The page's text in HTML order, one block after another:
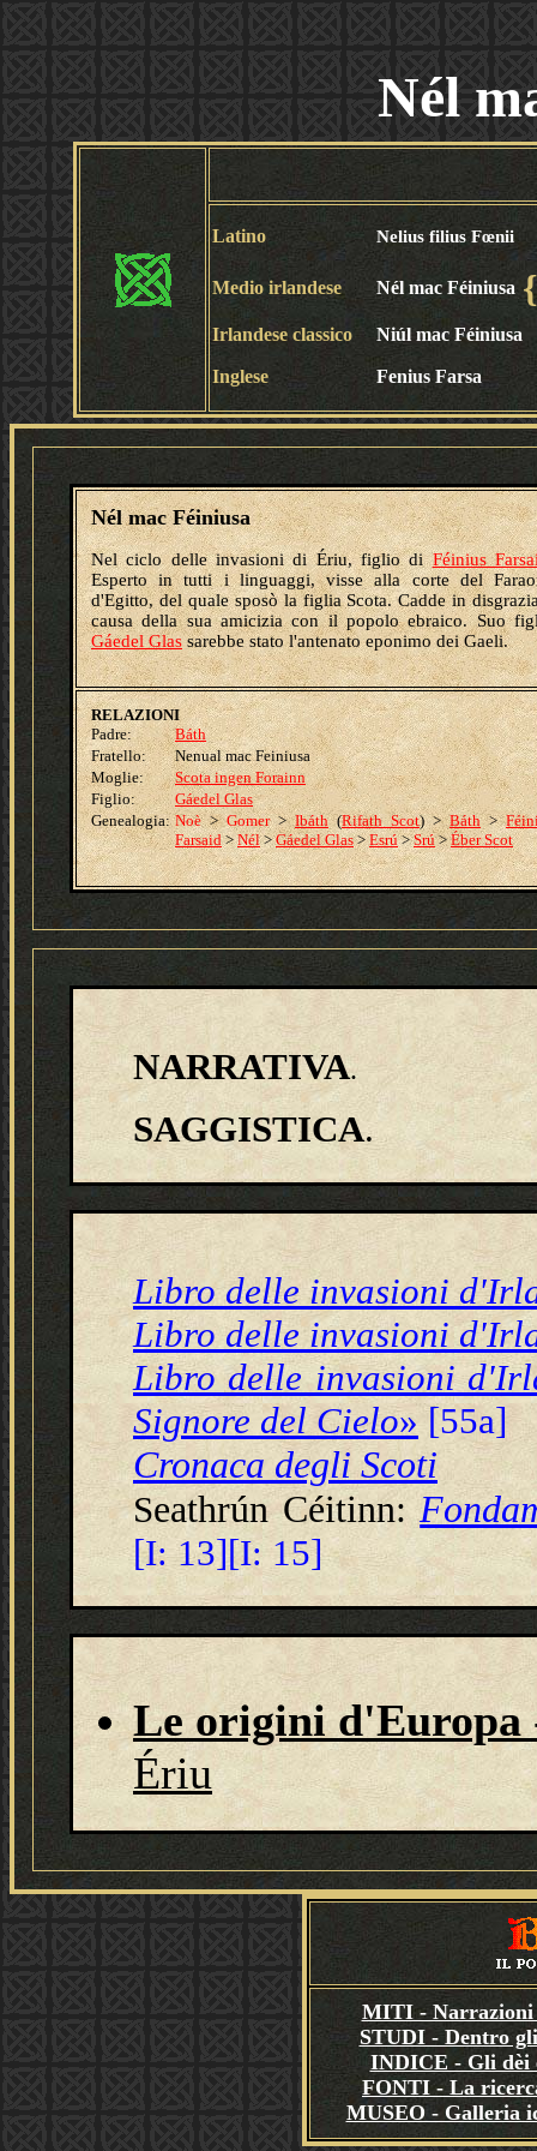
Nél
Latino Nelius filius Fœnii
Medio irlandese Nél mac Féiniusa {
Irlandese classico Niúl mac Féiniusa
Inglese Fenius Farsa
Nél mac Féiniusa
Nel ciclo delle invasioni di Ériu, figlio diFéinius
Esperto in tutti i linguaggi, visse alla corte del
d'Egitto, del quale sposò la figlia Scota. Cadde in
causa della sua amicizia con il popolo ebraico. Suo
Gáedel Glassarebbe stato l'antenato eponimo dei Gaeli.
RELAZIONI
Padre:
Báth
Fratello:
Nenual mac Feiniusa
Moglie:
Scota ingen Forainn
Figlio:
Gáedel Glas
Genealogia: Noè>Gomer>Ibáth(Rifath Scot)>Báth >
Farsaid > Nél > Gáedel Glas > Esrú > Srú > Éber Scot
NARRATIVA.
SAGGISTICA.
Libro delle invasioni
Libro delle invasioni
Libro delle invasioni
Signore del Cielo» [55a]
Cronaca degli Scoti
Seathrún Céitinn:
[I: 13][I: 15]
Le origini d'Europa
Ériu
MITI - Narrazioni
STUDI - Dentro
INDICE - Gli dèi
FONTI - La
MUSEO - Galleria